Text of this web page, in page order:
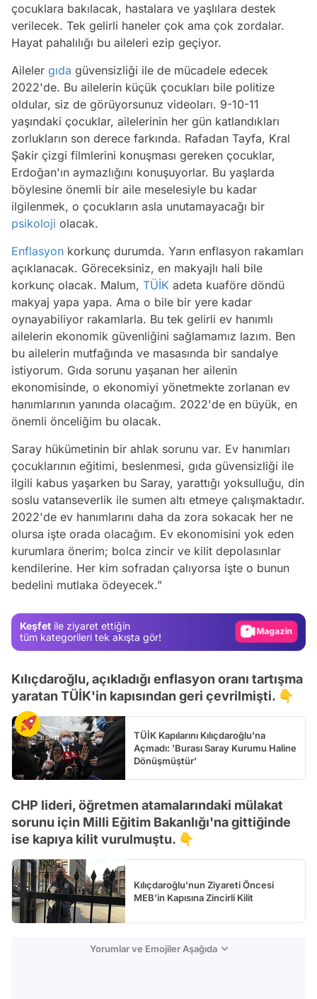
çocuklara bakılacak, hastalara ve yaşlılara destek
verilecek. Tek gelirli haneler çok ama çok zordalar.
Hayat pahalılığı bu aileleri ezip geçiyor.
Aileler gıda güvensizliği ile de mücadele edecek
2022'de. Bu ailelerin küçük çocukları bile politize
oldular, siz de görüyorsunuz videoları. 9-10-11
yaşındaki çocuklar, ailelerinin her gün katlandıkları
zorlukların son derece farkında. Rafadan Tayfa, Kral
Şakir çizgi filmlerini konuşması gereken çocuklar,
Erdoğan'ın aymazlığını konuşuyorlar. Bu yaşlarda
böylesine önemli bir aile meselesiyle bu kadar
ilgilenmek, o çocukların asla unutamayacağı bir
psikoloji olacak.
Enflasyon korkunç durumda. Yarın enflasyon rakamları
açıklanacak. Göreceksiniz, en makyajlı hali bile
korkunç olacak. Malum, TÜİK adeta kuaföre döndü
makyaj yapa yapa. Ama o bile bir yere kadar
oynayabiliyor rakamlarla. Bu tek gelirli ev hanımlı
ailelerin ekonomik güvenliğini sağlamamız lazım. Ben
bu ailelerin mutfağında ve masasında bir sandalye
istiyorum. Gıda sorunu yaşanan her ailenin
ekonomisinde, o ekonomiyi yönetmekte zorlanan ev
hanımlarının yanında olacağım. 2022'de en büyük, en
önemli önceliğim bu olacak.
Saray hükümetinin bir ahlak sorunu var. Ev hanımları
çocuklarının eğitimi, beslenmesi, gıda güvensizliği ile
ilgili kabus yaşarken bu Saray, yarattığı yoksulluğu, din
soslu vatanseverlik ile sumen altı etmeye çalışmaktadır.
2022'de ev hanımlarını daha da zora sokacak her ne
olursa işte orada olacağım. Ev ekonomisini yok eden
kurumlara önerim; bolca zincir ve kilit depolasınlar
kendilerine. Her kim sofradan çalıyorsa işte o bunun
bedelini mutlaka ödeyecek.”
Keşfet ile ziyaret ettiğin
tüm kategorileri tek akışta gör!
Video
Video
Kılıçdaroğlu, açıkladığı enflasyon oranı tartışma
yaratan TÜİK'in kapısından geri çevrilmişti. 👇
TÜİK Kapılarını Kılıçdaroğlu'na
Açmadı: 'Burası Saray Kurumu Haline
Dönüşmüştür'
CHP lideri, öğretmen atamalarındaki mülakat
sorunu için Milli Eğitim Bakanlığı'na gittiğinde
ise kapıya kilit vurulmuştu. 👇
Kılıçdaroğlu’nun Ziyareti Öncesi
MEB’in Kapısına Zincirli Kilit
Yorumlar ve Emojiler Aşağıda